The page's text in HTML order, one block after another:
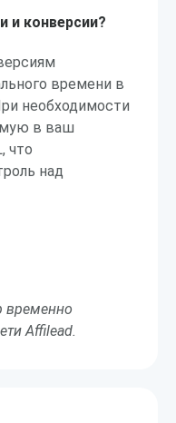
и конверсии?
времени в
необходимости
в ваш
что
над
временно
Affilead.